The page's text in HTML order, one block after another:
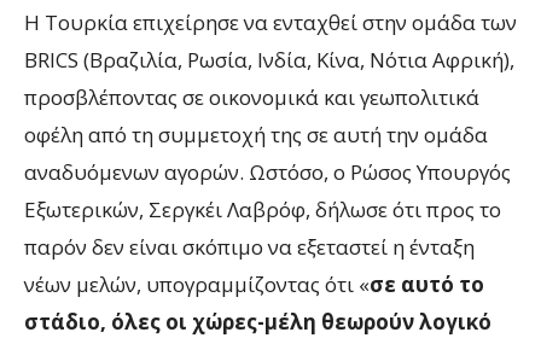
Η Τουρκία επιχείρησε να ενταχθεί στην ομάδα των
BRICS (Βραζιλία, Ρωσία, Ινδία, Κίνα, Νότια Αφρική),
προσβλέποντας σε οικονομικά και γεωπολιτικά
οφέλη από τη συμμετοχή της σε αυτή την ομάδα
αναδυόμενων αγορών. Ωστόσο, ο Ρώσος Υπουργός
Εξωτερικών, Σεργκέι Λαβρόφ, δήλωσε ότι προς το
παρόν δεν είναι σκόπιμο να εξεταστεί η ένταξη
νέων μελών, υπογραμμίζοντας ότι «σε αυτό το
στάδιο, όλες οι χώρες-μέλη θεωρούν λογικό